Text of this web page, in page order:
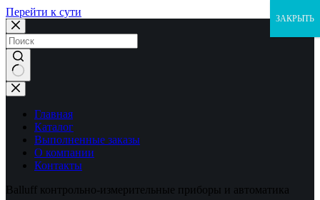
Перейти к сути
Ничего
не
найденоГлавная
Каталог
Выполненные заказы
О компании
Контакты
Balluff контрольно-измерительные приборы и автоматика
ЗАКРЫТЬ